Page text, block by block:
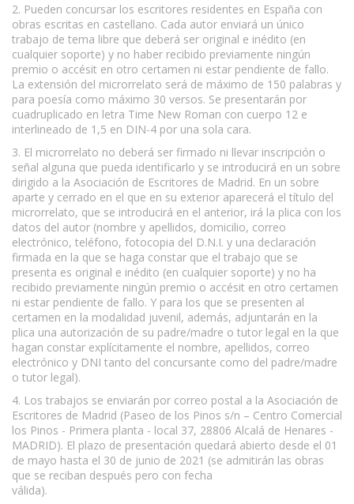
2. Pueden concursar los escritores residentes en España con
obras escritas en castellano. Cada autor enviará un único
trabajo de tema libre que deberá ser original e inédito (en
cualquier soporte) y no haber recibido previamente ningún
premio o accésit en otro certamen ni estar pendiente de fallo.
La extensión del microrrelato será de máximo de 150 palabras y
para poesía como máximo 30 versos. Se presentarán por
cuadruplicado en letra Time New Roman con cuerpo 12 e
interlineado de 1,5 en DIN-4 por una sola cara.
3. El microrrelato no deberá ser firmado ni llevar inscripción o
señal alguna que pueda identificarlo y se introducirá en un sobre
dirigido a la Asociación de Escritores de Madrid. En un sobre
aparte y cerrado en el que en su exterior aparecerá el título del
microrrelato, que se introducirá en el anterior, irá la plica con los
datos del autor (nombre y apellidos, domicilio, correo
electrónico, teléfono, fotocopia del D.N.I. y una declaración
firmada en la que se haga constar que el trabajo que se
presenta es original e inédito (en cualquier soporte) y no ha
recibido previamente ningún premio o accésit en otro certamen
ni estar pendiente de fallo. Y para los que se presenten al
certamen en la modalidad juvenil, además, adjuntarán en la
plica una autorización de su padre/madre o tutor legal en la que
hagan constar explícitamente el nombre, apellidos, correo
electrónico y DNI tanto del concursante como del padre/madre
o tutor legal).
4. Los trabajos se enviarán por correo postal a la Asociación de
Escritores de Madrid (Paseo de los Pinos s/n – Centro Comercial
los Pinos - Primera planta - local 37, 28806 Alcalá de Henares -
MADRID). El plazo de presentación quedará abierto desde el 01
de mayo hasta el 30 de junio de 2021 (se admitirán las obras
que se reciban después pero con fecha
válida).